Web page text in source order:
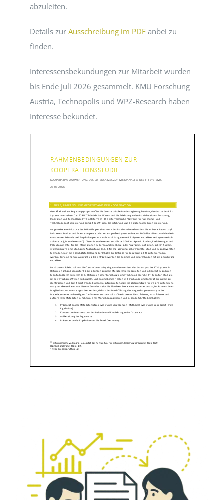
abzuleiten.
Details zur Ausschreibung im PDFanbei zu
finden.
Interessensbekundungen zur Mitarbeit wurden
bis Ende Juli 2026 gesammelt. KMU Forschung
Austria, Technopolis und WPZ-Research haben
Interesse bekundet.